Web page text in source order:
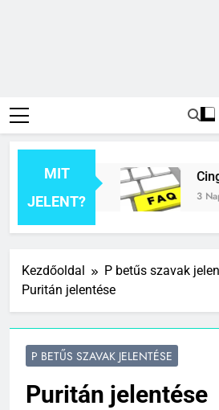
MIT
JELENT?
jelentése Cingár
3 Nap
Kezdőoldal
P betűs szavak
Puritán jelentése
P BETŰS SZAVAK JELENTÉSE
Puritán jelentése